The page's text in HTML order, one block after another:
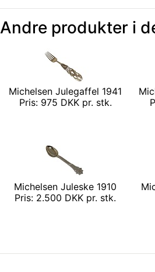
Andre produkter i
Michelsen Julegaffel 1941
Pris: 975 DKK pr. stk.
Michelsen Juleske 1910
Pris: 2.500 DKK pr. stk.